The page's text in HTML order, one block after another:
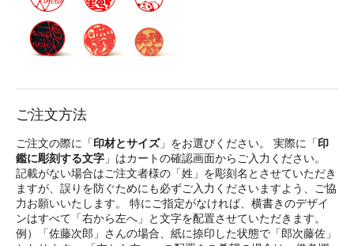
ご注文方法
ご注文の際に「印材とサイズ」をお選びください。 実際に「印
鑑に彫刻する文字 」はカートの確認画面からご入力ください。
記載がない場合はご注文者様の「姓」を彫刻名とさせていただき
ますが、誤りを防ぐためにも必ずご入力くださいますよう、ご協
力お願いいたします。 特にご指定がなければ、横書きのデザイ
ンはすべて「右から左へ」と文字を配置させていただきます。
例）「佐藤次郎」さんの場合、紙に捺印した状態で「郎次藤佐」